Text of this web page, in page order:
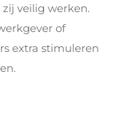
veilig werken.
of
extra stimuleren